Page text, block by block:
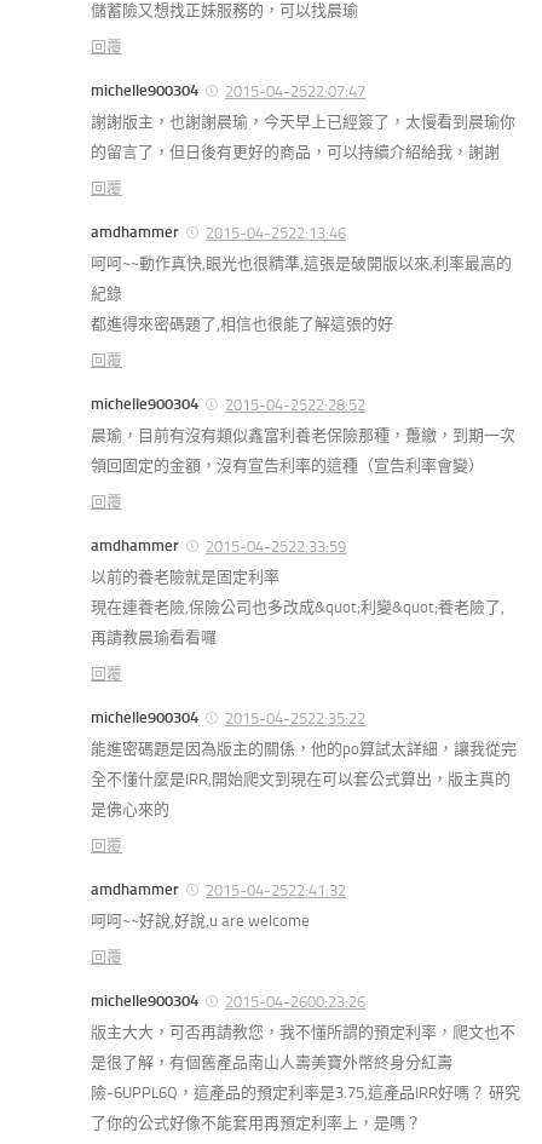
儲蓄險又想找正妹服務的，可以找晨瑜
回覆
michelle900304
2015-04-2522:07:47
謝謝版主，也謝謝晨瑜，今天早上已經簽了，太慢看到晨瑜你
的留言了，但日後有更好的商品，可以持續介紹給我，謝謝
回覆
amdhammer
2015-04-2522:13:46
呵呵~~動作真快,眼光也很精準,這張是破開版以來,利率最高的
紀錄
都進得來密碼題了,相信也很能了解這張的好
回覆
michelle900304
2015-04-2522:28:52
晨瑜，目前有沒有類似鑫富利養老保險那種，躉繳，到期一次
領回固定的金額，沒有宣告利率的這種（宣告利率會變）
回覆
amdhammer
2015-04-2522:33:59
以前的養老險就是固定利率
現在連養老險,保險公司也多改成&quot;利變&quot;養老險了,
再請教晨瑜看看囉
回覆
michelle900304
2015-04-2522:35:22
能進密碼題是因為版主的關係，他的po算試太詳細，讓我從完
全不懂什麼是IRR,開始爬文到現在可以套公式算出，版主真的
是佛心來的
回覆
amdhammer
2015-04-2522:41:32
呵呵~~好說,好說,u are welcome
回覆
michelle900304
2015-04-2600:23:26
版主大大，可否再請教您，我不懂所謂的預定利率，爬文也不
是很了解，有個舊產品南山人壽美寶外幣終身分紅壽
險-6UPPL6Q，這產品的預定利率是3.75,這產品IRR好嗎？ 研究
了你的公式好像不能套用再預定利率上，是嗎？